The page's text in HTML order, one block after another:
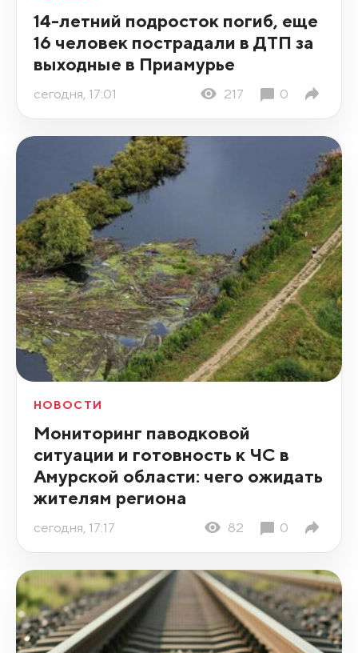
14-летний подросток погиб, еще
16 человек пострадали в ДТП за
выходные в Приамурье
сегодня, 17:01 217 0
НОВОСТИ
Мониторинг паводковой
ситуации и готовность к ЧС в
Амурской области: чего ожидать
жителям региона
сегодня, 17:17 82 0